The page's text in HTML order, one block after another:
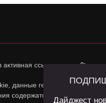
активная ссылка наapp2top.ru
данные геолокации
содержатся вПолитике
Дайджест